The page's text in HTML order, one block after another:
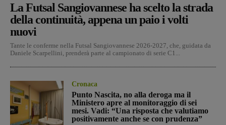
La Futsal Sangiovannese ha scelto la strada
della continuità, appena un paio i volti
nuovi
Tante le conferme nella Futsal Sangiovannese 2026-2027, che, guidata da
Daniele Scarpellini, prenderà parte al campionato di serie C1...
Cronaca
Punto Nascita, no alla deroga ma il
Ministero apre al monitoraggio di sei
mesi. Vadi: “Una risposta che valutiamo
positivamente anche se con prudenza”